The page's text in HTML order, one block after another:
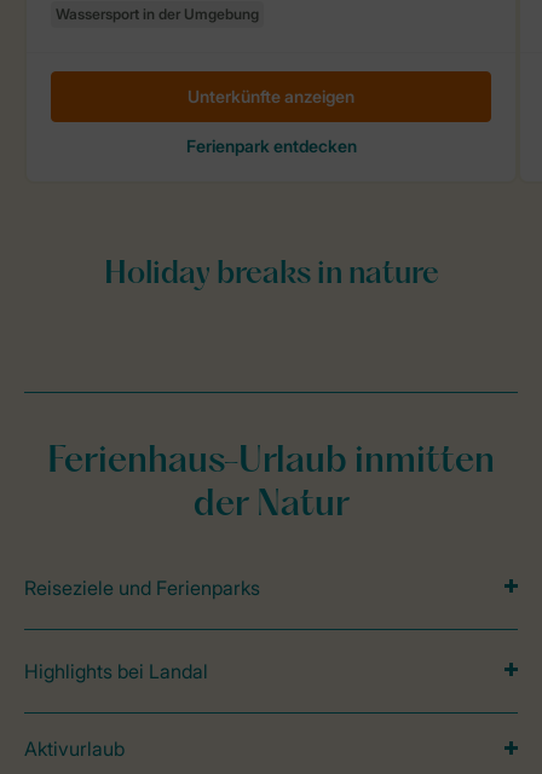
Ferienhaus-Urlaub inmitten
der Natur
Reiseziele und Ferienparks
Highlights bei Landal
Aktivurlaub